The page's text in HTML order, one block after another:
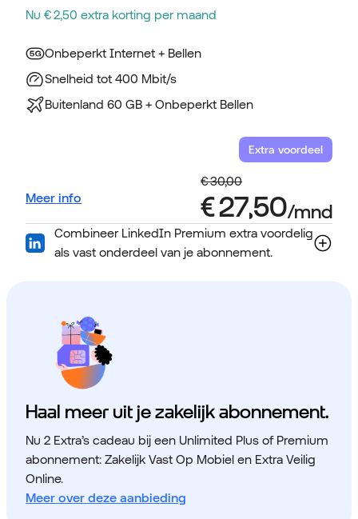
Nu € 2,50 extra korting per maand
Onbeperkt Internet + Bellen
Snelheid tot 400 Mbit/s
Buitenland 60 GB + Onbeperkt Bellen
Extra voordeel
Meer info
Combineer LinkedIn Premium extra voordelig
als vast onderdeel van je abonnement.
Haal meer uit je zakelijk abonnement.
Nu 2 Extra’s cadeau bij een Unlimited Plus of Premium
abonnement: Zakelijk Vast Op Mobiel en Extra Veilig
Online.
Meer over deze aanbieding